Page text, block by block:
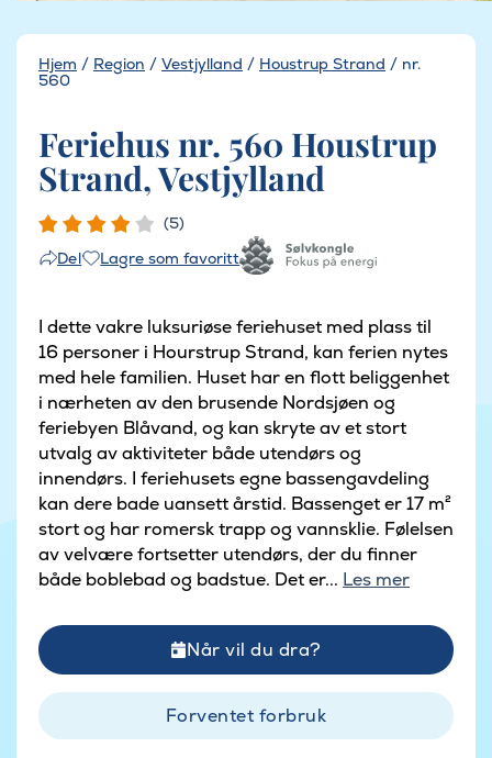
Hjem / Region / Vestjylland / Houstrup Strand / nr.
560
Feriehus nr. 560 Houstrup
Strand, Vestjylland
(5)
Del
Lagre som favoritt
I dette vakre luksuriøse feriehuset med plass til
16 personer i Hourstrup Strand, kan ferien nytes
med hele familien. Huset har en flott beliggenhet
i nærheten av den brusende Nordsjøen og
feriebyen Blåvand, og kan skryte av et stort
utvalg av aktiviteter både utendørs og
innendørs. I feriehusets egne bassengavdeling
kan dere bade uansett årstid. Bassenget er 17 m²
stort og har romersk trapp og vannsklie. Følelsen
av velvære fortsetter utendørs, der du finner
både boblebad og badstue. Det er... Les mer
Når vil du dra?
Forventet forbruk